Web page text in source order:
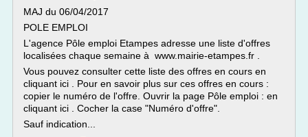
MAJ du 06/04/2017
POLE EMPLOI
L'agence Pôle emploi Etampes adresse une liste d'offres
localisées chaque semaine à www.mairie-etampes.fr .
Vous pouvez consulter cette liste des offres en cours en
cliquant ici . Pour en savoir plus sur ces offres en cours :
copier le numéro de l'offre. Ouvrir la page Pôle emploi : en
cliquant ici . Cocher la case "Numéro d'offre".
Sauf indication...